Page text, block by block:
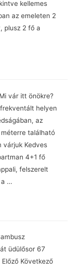
kellemes
az emeleten 2
plusz 2 fő a
vár itt önökre?
helyen
az
található
várjuk Kedves
4+1 fő
felszerelt
a …
üdülősor 67
Következő